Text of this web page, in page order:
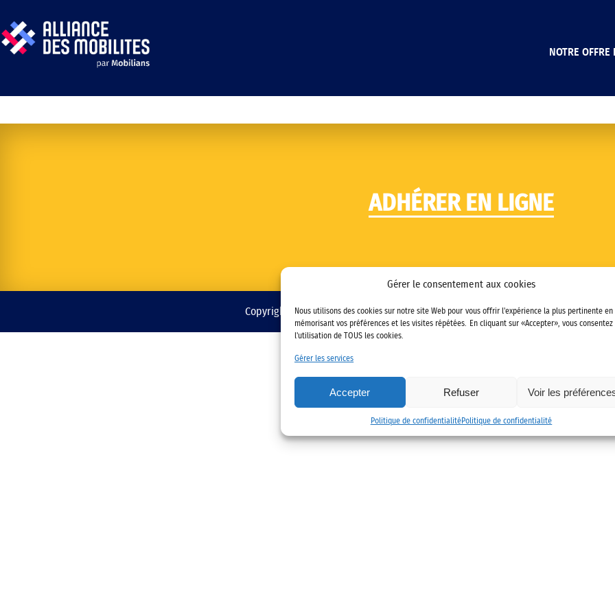
Gérer le consentement aux cookies
Nous utilisons des cookies sur notre site Web pour vous offrir l'expérience la plus pertinente en
mémorisant vos préférences et les visites répétées. En cliquant sur «Accepter», vous consentez
l'utilisation de TOUS les cookies.
Gérer les services
Accepter Refuser Voir les
Politique de confidentialitéPolitique de confidentialité
NOTRE OFFRE
ADHÉRER EN LIGNE
Copyright © 2022 Alliance des mobilités Mentions légales Politique de